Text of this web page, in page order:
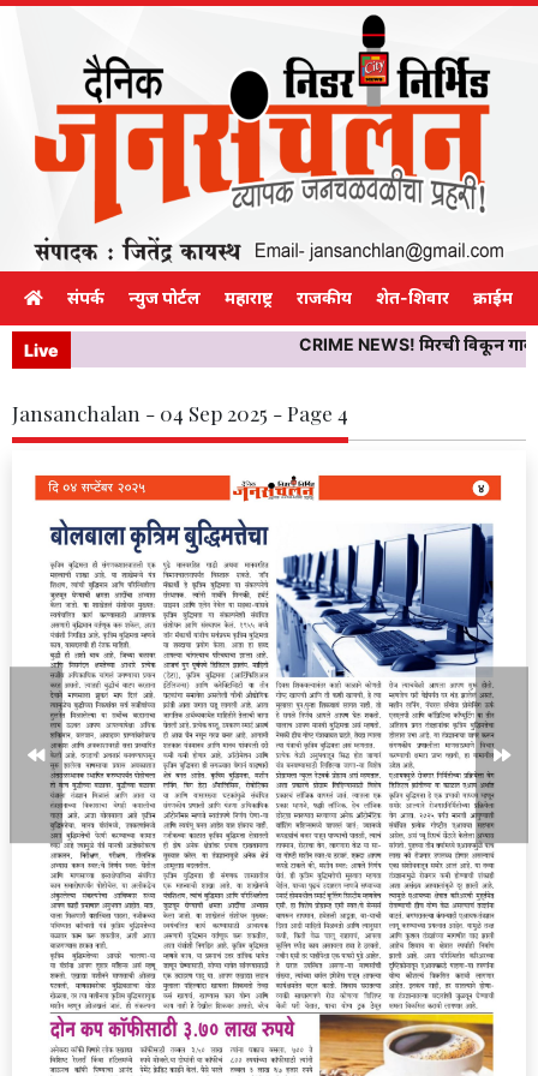
संपर्क न्युज पोर्टल महाराष्ट्र राजकीय शेत-शिवार क्राईम
Live CRIME NEWS! मिरची विकून
Jansanchalan - 04 Sep 2025 - Page 4